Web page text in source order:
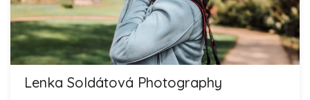
Lenka Soldátová Photography